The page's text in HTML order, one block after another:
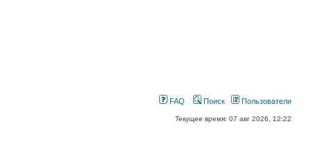
FAQ Поиск Пользователи
Текущее время: 07 авг 2026, 12:22